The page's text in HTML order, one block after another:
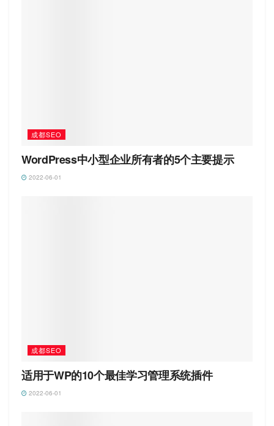
成都SEO
WordPress中小型企业所有者的5个主要提示
2022-06-01
成都SEO
适用于WP的10个最佳学习管理系统插件
2022-06-01